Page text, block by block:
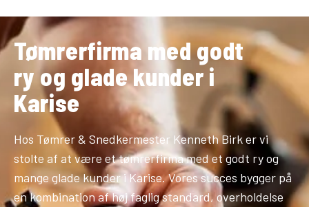
Tømrerfirma med godt
ry og glade kunder i
Karise
Hos Tømrer & Snedkermester Kenneth Birk er vi
stolte af at være et tømrerfirma med et godt ry og
mange glade kunder i Karise. Vores succes bygger på
en kombination af høj faglig standard, overholdelse